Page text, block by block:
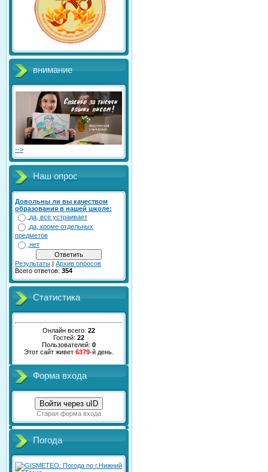
внимание
-->
Наш опрос
Довольны ли вы качеством
образования в нашей школе:
да, все устраивает
да, кроме отдельных
предметов
нет
Результаты | Архив опросов
Всего ответов: 354
Статистика
Онлайн всего: 22
Гостей: 22
Пользователей: 0
Этот сайт живет 6379-й день.
Форма входа
Войти через uID
Старая форма входа
Погода